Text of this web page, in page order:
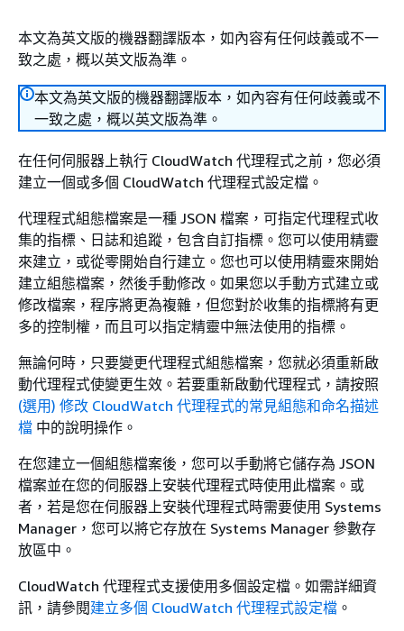
本文為英文版的機器翻譯版本，如內容有任何歧義或不一
致之處，概以英文版為準。
本文為英文版的機器翻譯版本，如內容有任何歧義或不
一致之處，概以英文版為準。
在任何伺服器上執行 CloudWatch 代理程式之前，您必須
建立一個或多個 CloudWatch 代理程式設定檔。
代理程式組態檔案是一種 JSON 檔案，可指定代理程式收
集的指標、日誌和追蹤，包含自訂指標。您可以使用精靈
來建立，或從零開始自行建立。您也可以使用精靈來開始
建立組態檔案，然後手動修改。如果您以手動方式建立或
修改檔案，程序將更為複雜，但您對於收集的指標將有更
多的控制權，而且可以指定精靈中無法使用的指標。
無論何時，只要變更代理程式組態檔案，您就必須重新啟
動代理程式使變更生效。若要重新啟動代理程式，請按照
(選用) 修改 CloudWatch 代理程式的常見組態和命名描述
檔 中的說明操作。
在您建立一個組態檔案後，您可以手動將它儲存為 JSON
檔案並在您的伺服器上安裝代理程式時使用此檔案。或
者，若是您在伺服器上安裝代理程式時需要使用 Systems
Manager，您可以將它存放在 Systems Manager 參數存
放區中。
CloudWatch 代理程式支援使用多個設定檔。如需詳細資
訊，請參閱建立多個 CloudWatch 代理程式設定檔 。